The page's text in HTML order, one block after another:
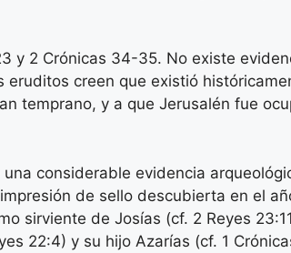
y 2 Crónicas 34-35. No existe
creen que existió
temprano, y a que Jerusalén fue
considerable evidencia
de sello descubierta en el
sirviente de Josías (cf. 2 Reyes
22:4) y su hijo Azarías (cf. 1